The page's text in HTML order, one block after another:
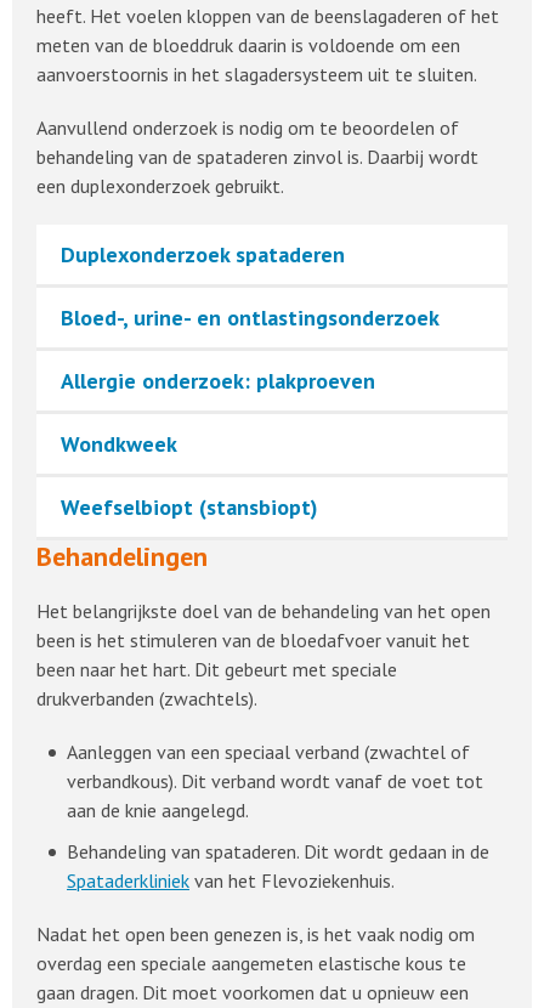
heeft. Het voelen kloppen van de beenslagaderen of het
meten van de bloeddruk daarin is voldoende om een
aanvoerstoornis in het slagadersysteem uit te sluiten.
Aanvullend onderzoek is nodig om te beoordelen of
behandeling van de spataderen zinvol is. Daarbij wordt
een duplexonderzoek gebruikt.
Duplexonderzoek spataderen
Bloed-, urine- en ontlastingsonderzoek
Allergie onderzoek: plakproeven
Wondkweek
Weefselbiopt (stansbiopt)
Behandelingen
Het belangrijkste doel van de behandeling van het open
been is het stimuleren van de bloedafvoer vanuit het
been naar het hart. Dit gebeurt met speciale
drukverbanden (zwachtels).
Aanleggen van een speciaal verband (zwachtel of
verbandkous). Dit verband wordt vanaf de voet tot
aan de knie aangelegd.
Behandeling van spataderen. Dit wordt gedaan in de
Spataderkliniek van het Flevoziekenhuis.
Nadat het open been genezen is, is het vaak nodig om
overdag een speciale aangemeten elastische kous te
gaan dragen. Dit moet voorkomen dat u opnieuw een